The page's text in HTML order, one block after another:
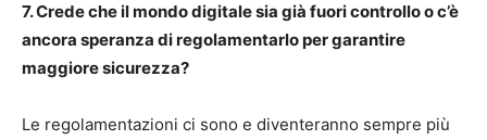
7. Crede che il mondo digitale sia già fuori controllo o c’è
ancora speranza di regolamentarlo per garantire
maggiore sicurezza?
Le regolamentazioni ci sono e diventeranno sempre più